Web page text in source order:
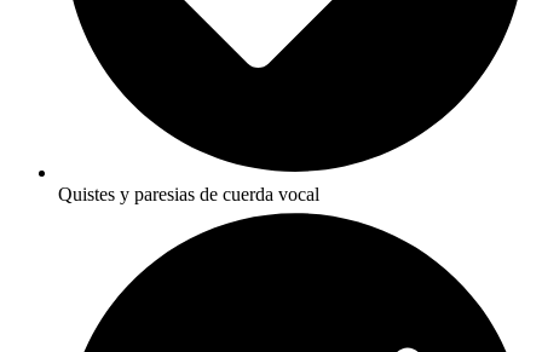
Quistes y paresias de cuerda vocal